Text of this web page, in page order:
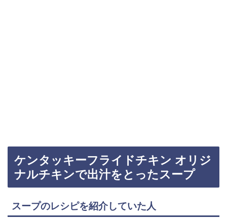
ケンタッキーフライドチキン オリジ
ナルチキンで出汁をとったスープ
スープのレシピを紹介していた人